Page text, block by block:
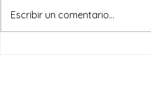
Habemus Papam: León XIV
Escribir un comentario...